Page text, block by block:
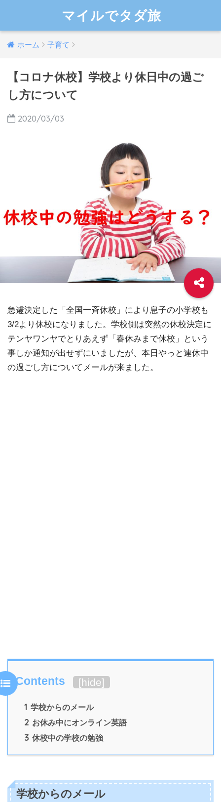
マイルでタダ旅
ホーム 子育て
【コロナ休校】学校より休日中の過ご
し方について
2020/03/03
急遽決定した「全国一斉休校」により息子の小学校も
3/2より休校になりました。学校側は突然の休校決定に
テンヤワンヤでとりあえず「春休みまで休校」という
事しか通知が出せずにいましたが、本日やっと連休中
の過ごし方についてメールが来ました。
Contents [hide]
1 学校からのメール
2 お休み中にオンライン英語
3 休校中の学校の勉強
学校からのメール